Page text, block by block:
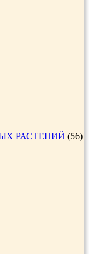
РАСТЕНИЙ (56)